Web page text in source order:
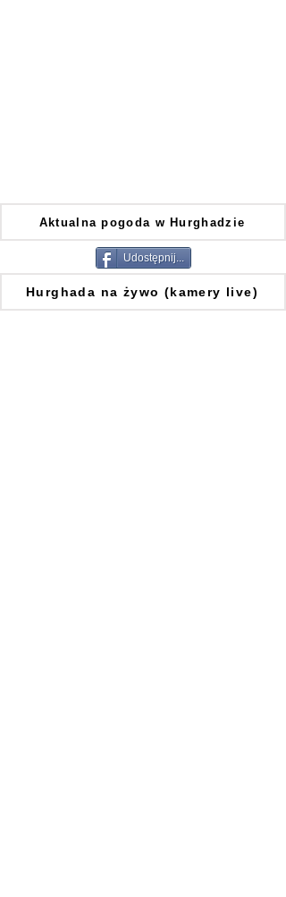
Aktualna pogoda w Hurghadzie
Udostępnij...
Hurghada na żywo (kamery live)